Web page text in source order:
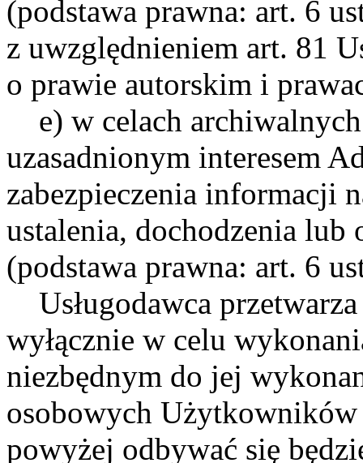
(podstawa prawna: art. 6
z uwzględnieniem art. 81
o prawie autorskim i
e) w celach
uzasadnionym interesem
zabezpieczenia informacji
ustalenia, dochodzenia lub
(podstawa prawna: art. 6
Usługodawca
wyłącznie w celu
niezbędnym do jej
osobowych
powyżej odbywać się